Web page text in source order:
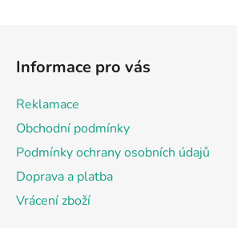
Informace pro vás
Reklamace
Obchodní podmínky
Podmínky ochrany osobních údajů
Doprava a platba
Vrácení zboží